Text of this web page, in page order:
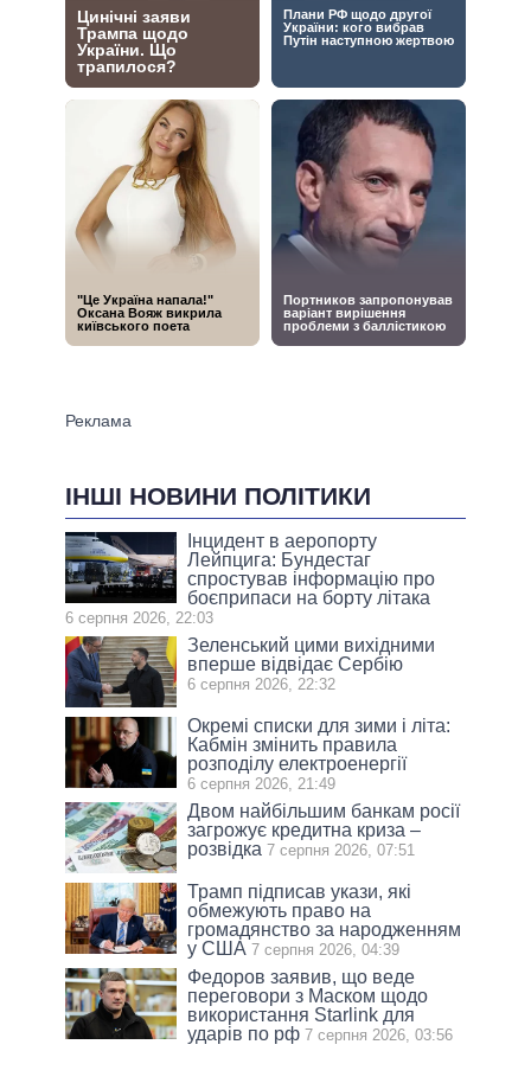
ІНШІ НОВИНИ ПОЛІТИКИ
Інцидент в аеропорту
Лейпцига: Бундестаг
спростував інформацію про
боєприпаси на борту літака
6 серпня 2026, 22:03
Зеленський цими вихідними
вперше відвідає Сербію
6 серпня 2026, 22:32
Окремі списки для зими і літа:
Кабмін змінить правила
розподілу електроенергії
6 серпня 2026, 21:49
Двом найбільшим банкам росії
загрожує кредитна криза –
розвідка 7 серпня 2026, 07:51
Трамп підписав укази, які
обмежують право на
громадянство за народженням
у США 7 серпня 2026, 04:39
Федоров заявив, що веде
переговори з Маском щодо
використання Starlink для
ударів по рф 7 серпня 2026, 03:56